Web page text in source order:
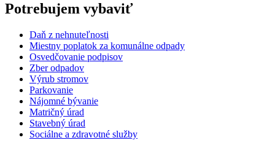
Potrebujem vybaviť
Daň z nehnuteľnosti
Miestny poplatok za komunálne odpady
Osvedčovanie podpisov
Zber odpadov
Výrub stromov
Parkovanie
Nájomné bývanie
Matričný úrad
Stavebný úrad
Sociálne a zdravotné služby